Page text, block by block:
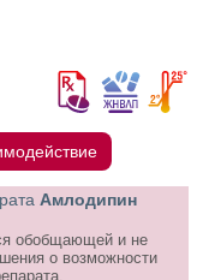
Амлодипин
обобщающей и не
о возможности